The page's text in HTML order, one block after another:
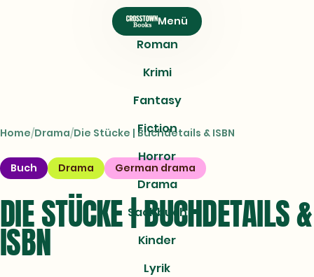
Menü
Roman
Krimi
Fantasy
Fiction
Horror
Drama
Sachbuch
Kinder
Lyrik
Home Drama Die Stücke | Buchdetails & ISBN
Buch Drama German drama
DIE STÜCKE | BUCHDETAILS &
ISBN